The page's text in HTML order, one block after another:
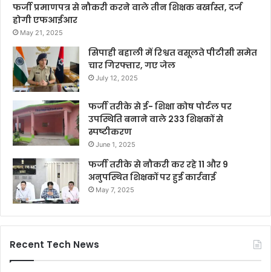
फर्जी प्रमाणपत्र से नौकरी करने वाले तीन शिक्षक बर्खास्त, दर्ज
होगी एफआईआर
May 21, 2025
सिपाही बहाली में रिश्वत वसूलते पीटीसी समेत
चार गिरफ्तार, गए जेल
July 12, 2025
फर्जी तरीके से ई- शिक्षा कोष पोर्टल पर
उपस्थिति बनाने वाले 233 शिक्षकों से
स्पष्टीकरण
June 1, 2025
फर्जी तरीके से नौकरी कर रहे 11 और 9
अनुपस्थित शिक्षकों पर हुई कार्रवाई
May 7, 2025
Recent Tech News